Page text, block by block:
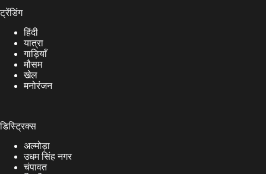
ट्रेंडिंग
हिंदी
यात्रा
गाड़ियाँ
मौसम
खेल
मनोरंजन
डिस्ट्रिक्स
अल्मोड़ा
उधम सिंह नगर
चंपावत